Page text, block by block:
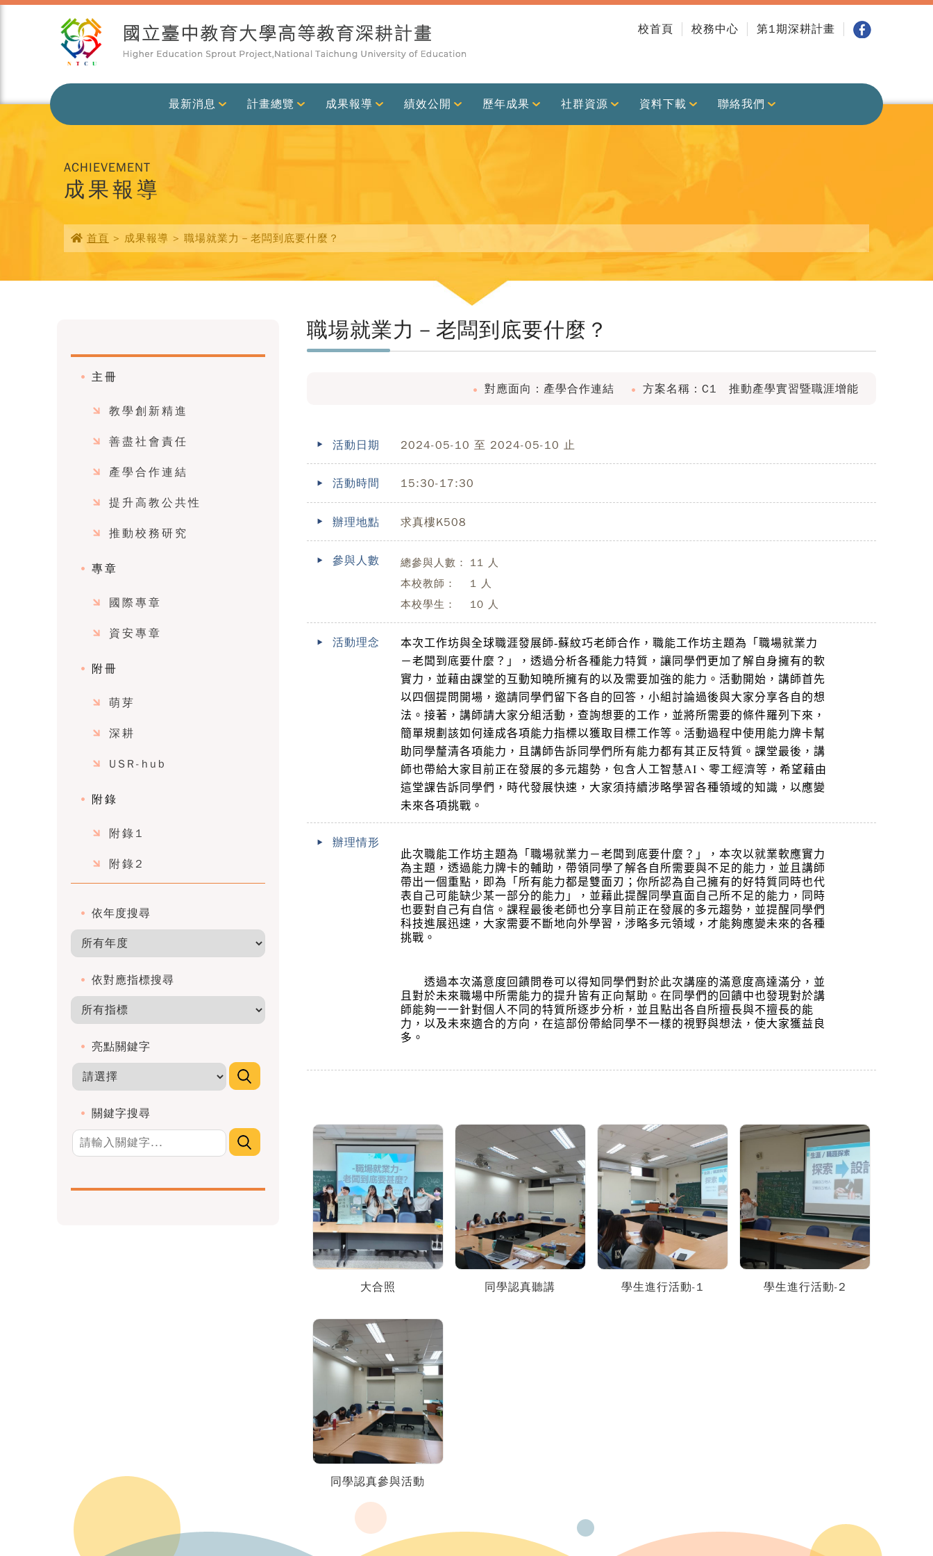
校首頁 校務中心 第1期深耕計畫
最新消息 計畫總覽 成果報導 績效公開 歷年成果 社群資源 資料下載 聯絡我們
ACHIEVEMENT
成果報導
首頁 > 成果報導 > 職場就業力－老闆到底要什麼？
主冊
教學創新精進
善盡社會責任
產學合作連結
提升高教公共性
推動校務研究
專章
國際專章
資安專章
附冊
萌芽
深耕
USR-hub
附錄
附錄1
附錄2
依年度搜尋
依對應指標搜尋
亮點關鍵字
關鍵字搜尋
職場就業力－老闆到底要什麼？
對應面向：產學合作連結 方案名稱：C1 推動產學實習暨職涯增能
活動日期 2024-05-10 至 2024-05-10 止
活動時間 15:30-17:30
辦理地點 求真樓K508
參與人數 總參與人數：
11 人
本校教師：
1 人
本校學生：
10 人
活動理念
本次工作坊與全球職涯發展師-蘇紋巧老師合作，職能工作坊主題為「職場就業力
－老闆到底要什麼？」，透過分析各種能力特質，讓同學們更加了解自身擁有的軟
實力，並藉由課堂的互動知曉所擁有的以及需要加強的能力。活動開始，講師首先
以四個提問開場，邀請同學們留下各自的回答，小組討論過後與大家分享各自的想
法。接著，講師請大家分組活動，查詢想要的工作，並將所需要的條件羅列下來，
簡單規劃該如何達成各項能力指標以獲取目標工作等。活動過程中使用能力牌卡幫
助同學釐清各項能力，且講師告訴同學們所有能力都有其正反特質。課堂最後，講
師也帶給大家目前正在發展的多元趨勢，包含人工智慧AI、零工經濟等，希望藉由
這堂課告訴同學們，時代發展快速，大家須持續涉略學習各種領域的知識，以應變
未來各項挑戰。
辦理情形
此次職能工作坊主題為「職場就業力－老闆到底要什麼？」，本次以就業軟應實力
為主題，透過能力牌卡的輔助，帶領同學了解各自所需要與不足的能力，並且講師
帶出一個重點，即為「所有能力都是雙面刃；你所認為自己擁有的好特質同時也代
表自己可能缺少某一部分的能力」，並藉此提醒同學直面自己所不足的能力，同時
也要對自己有自信。課程最後老師也分享目前正在發展的多元趨勢，並提醒同學們
科技進展迅速，大家需要不斷地向外學習，涉略多元領域，才能夠應變未來的各種
挑戰。
透過本次滿意度回饋問卷可以得知同學們對於此次講座的滿意度高達滿分，並
且對於未來職場中所需能力的提升皆有正向幫助。在同學們的回饋中也發現對於講
師能夠一一針對個人不同的特質所逐步分析，並且點出各自所擅長與不擅長的能
力，以及未來適合的方向，在這部份帶給同學不一樣的視野與想法，使大家獲益良
多。
大合照 同學認真聽講 學生進行活動-1 學生進行活動-2
同學認真參與活動